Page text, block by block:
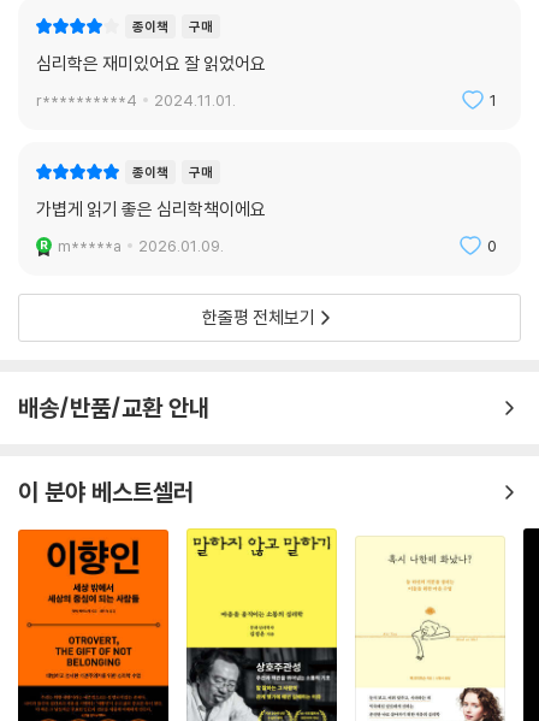
종이책 구매
심리학은 재미있어요 잘 읽었어요
r**********4 2024.11.01. 1
종이책 구매
가볍게 읽기 좋은 심리학책이에요
m*****a 2026.01.09. 0
한줄평 전체보기
배송/반품/교환 안내
이 분야 베스트셀러